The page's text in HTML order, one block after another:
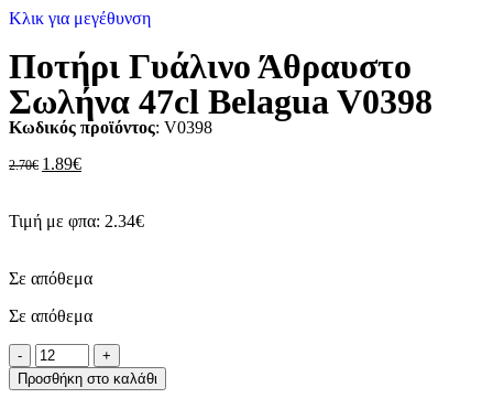
Κλικ για μεγέθυνση
Ποτήρι Γυάλινο Άθραυστο
Σωλήνα 47cl Belagua V0398
Κωδικός προϊόντος: V0398
2.70€ 1.89€
Τιμή με φπα: 2.34€
Σε απόθεμα
Σε απόθεμα
Προσθήκη στο καλάθι